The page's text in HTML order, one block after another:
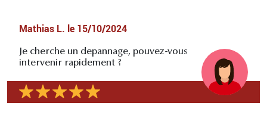
Mathias L. le 15/10/2024
Je cherche un depannage, pouvez-vous
intervenir rapidement ?